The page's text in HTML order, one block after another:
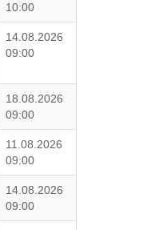
10:00
14.08.2026
09:00
18.08.2026
09:00
11.08.2026
09:00
14.08.2026
09:00